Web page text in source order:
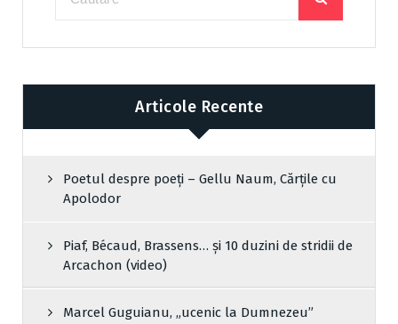
Articole Recente
Poetul despre poeți – Gellu Naum, Cărțile cu
Apolodor
Piaf, Bécaud, Brassens… și 10 duzini de stridii de
Arcachon (video)
Marcel Guguianu, „ucenic la Dumnezeu”